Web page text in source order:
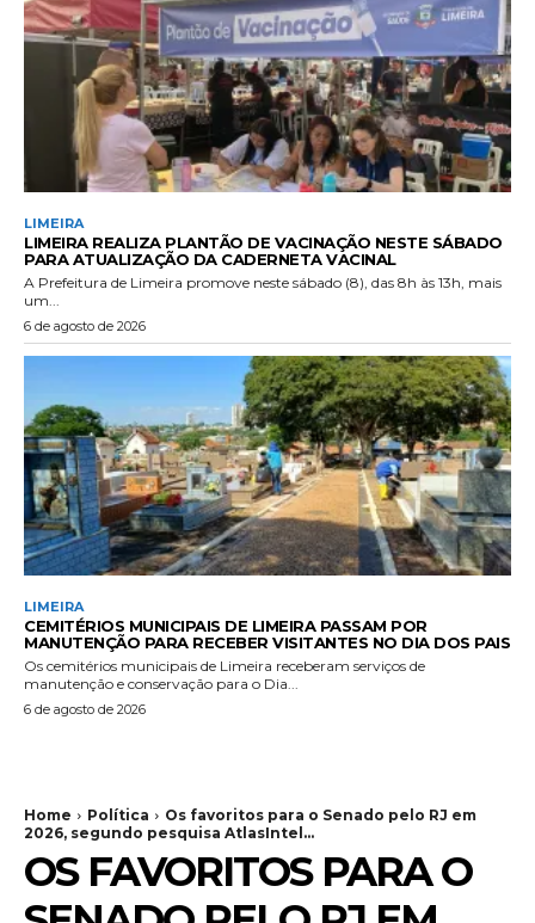
LIMEIRA
LIMEIRA REALIZA PLANTÃO DE VACINAÇÃO NESTE SÁBADO
PARA ATUALIZAÇÃO DA CADERNETA VACINAL
A Prefeitura de Limeira promove neste sábado (8), das 8h às 13h, mais
um...
6 de agosto de 2026
LIMEIRA
CEMITÉRIOS MUNICIPAIS DE LIMEIRA PASSAM POR
MANUTENÇÃO PARA RECEBER VISITANTES NO DIA DOS PAIS
Os cemitérios municipais de Limeira receberam serviços de
manutenção e conservação para o Dia...
6 de agosto de 2026